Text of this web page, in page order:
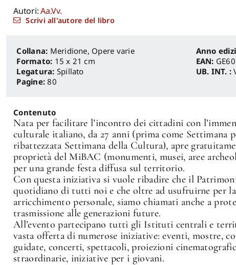
Autori:Aa.Vv.
Scrivi all'autore del libro
Meridione, Opere varie
Formato: 15 x 21 cm
Legatura: Spillato
Pagine:80
Anno
EAN:
UB. INT. :
Contenuto
Nata per facilitare l’incontro dei cittadini con
culturale italiano, da 27 anni (prima come Settimana
ribattezzata Settimana della Cultura), apre
proprietà del MiBAC (monumenti, musei, aree
per una grande festa diffusa sul territorio.
Con questa iniziativa si vuole ribadire che il
quotidiano di tutti noi e che oltre ad usufruirne per
arricchimento personale, siamo chiamati anche a
trasmissione alle generazioni future.
All’evento partecipano tutti gli Istituti centrali e
vasta offerta di numerose iniziative: eventi, mostre,
guidate, concerti, spettacoli, proiezioni
straordinarie, iniziative per i giovani.